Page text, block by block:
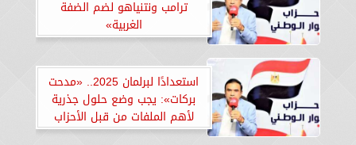
ترامب ونتنياهو لضم الضفة
الغربية»
استعدادًا لبرلمان 2025.. «مدحت
بركات»: يجب وضع حلول جذرية
لأهم الملفات من قبل الأحزاب
السياسية